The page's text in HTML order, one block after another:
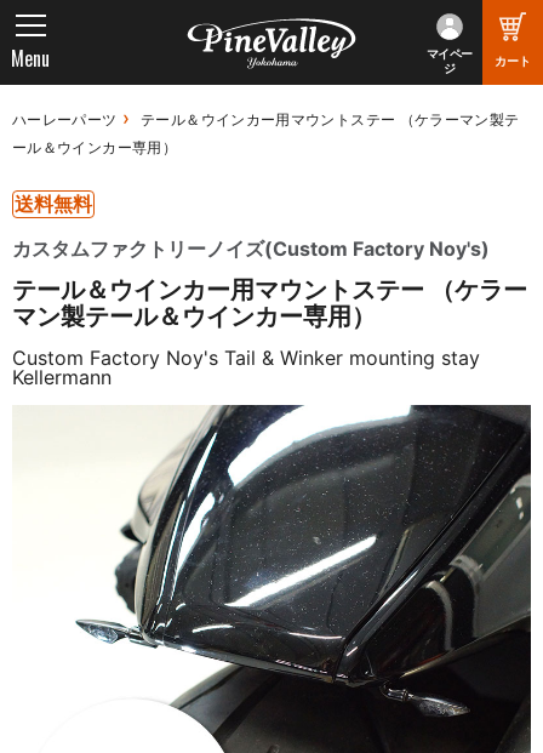
マイペー
ジ
カート
Menu
ハーレーパーツ
テール＆ウインカー用マウントステー （ケラーマン製テ
ール＆ウインカー専用）
送料無料
カスタムファクトリーノイズ(Custom Factory Noy's)
テール＆ウインカー用マウントステー （ケラー
マン製テール＆ウインカー専用）
Custom Factory Noy's Tail & Winker mounting stay
Kellermann